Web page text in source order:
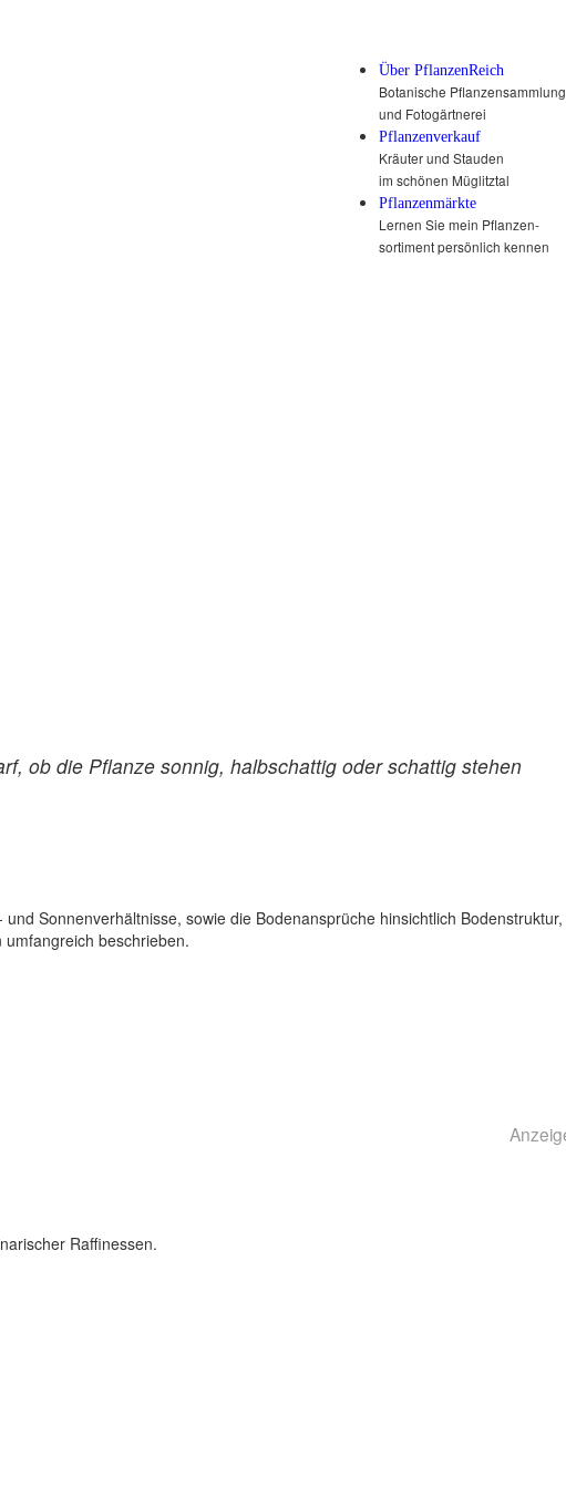
Über PflanzenReich
Botanische Pflanzensammlung
und Fotogärtnerei
Pflanzenverkauf
Kräuter und Stauden
im schönen Müglitztal
Pflanzenmärkte
Lernen Sie mein Pflanzen-
sortiment persönlich kennen
ob die Pflanze sonnig, halbschattig oder schattig stehen
Sonnenverhältnisse, sowie die Bodenansprüche hinsichtlich Bodenstruktur,
beschrieben.
Raffinessen.